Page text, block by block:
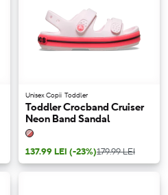
Unisex Copii Toddler
Toddler Crocband Cruiser
Neon Band Sandal
137.99 LEI (-23%)179.99 LEI